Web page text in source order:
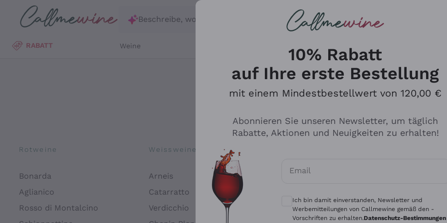
Zum Hauptinhalt springen
Beschreibe, wonach du suchst
RABATT Weine
Rotweine
Bonarda
Aglianico
Rosso di Montalcino
Weissweine
Arneis
Catarratto
Verdicchio
Tenuta San Leonardo
Alessandra Divella
Für
10% Rabatt
auf Ihre erste Bestellung
mit einem Mindestbestellwert von 120,00 €
Abonnieren Sie unseren Newsletter, um täglich
Rabatte, Aktionen und Neuigkeiten zu erhalten!
Email
Optionale Einwilligungen zum Erhalt von
Ich bin damit einverstanden, Newsletter und
Werbemitteilungen von Callmewine gemäß den -
Vorschriften zu erhalten.Datenschutz-Bestimmungen